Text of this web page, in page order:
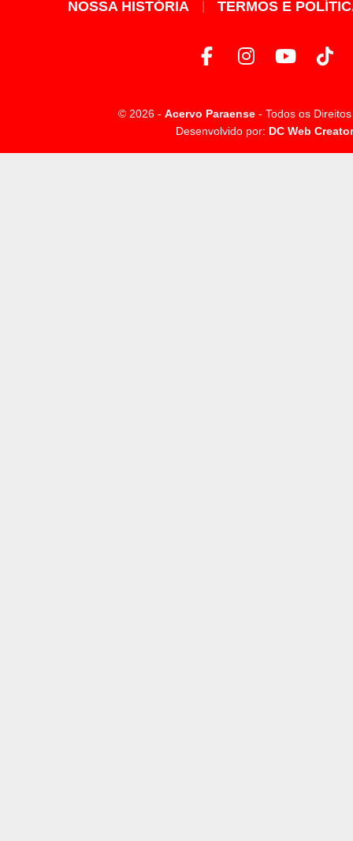
NOSSA HISTÓRIA TERMOS E
© 2026 - Acervo Paraense - Todos os
Desenvolvido por: DC Web